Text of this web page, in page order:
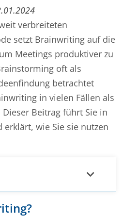
verbreiteten
setzt Brainwriting auf die
Meetings produktiver zu
oft als
betrachtet
in vielen Fällen als
Beitrag führt Sie in
erklärt, wie Sie sie nutzen